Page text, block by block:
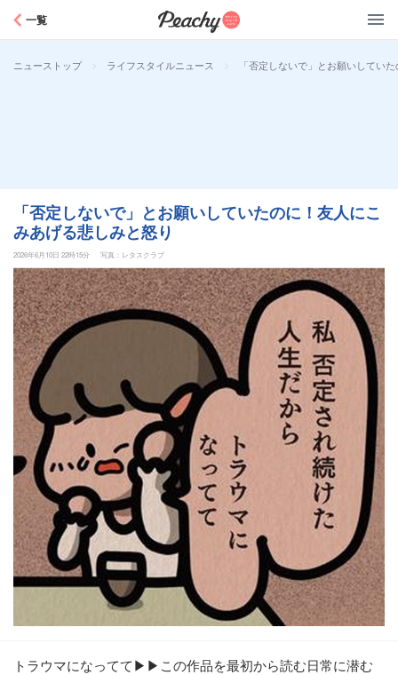
一覧
ニューストップ > ライフスタイルニュース > 「否定しないで」とお願いしてい
「否定しないで」とお願いしていたのに！友人にこ
みあげる悲しみと怒り
2026年6月10日 22時15分 写真：レタスクラブ
トラウマになってて▶▶この作品を最初から読む日常に潜む